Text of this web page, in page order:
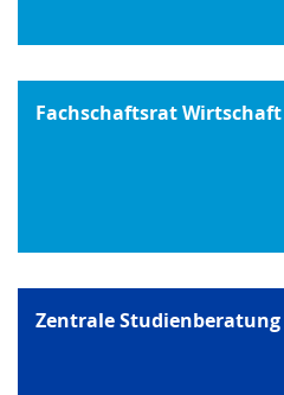
Fachschaftsrat Wirtschaft
Zentrale Studienberatung